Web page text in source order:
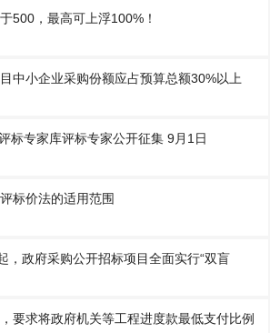
500，最高可上浮100%！
中小企业采购份额应占预算总额30%以上
标专家库评标专家公开征集 9月1日
标价法的适用范围
，政府采购公开招标项目全面实行“双盲
要求将政府机关等工程进度款最低支付比例